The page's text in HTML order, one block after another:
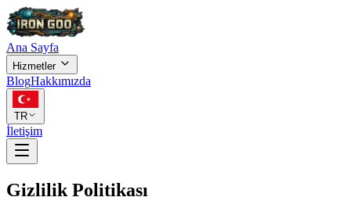
Ana Sayfa
Hizmetler
BlogHakkımızda
TR
İletişim
Gizlilik Politikası